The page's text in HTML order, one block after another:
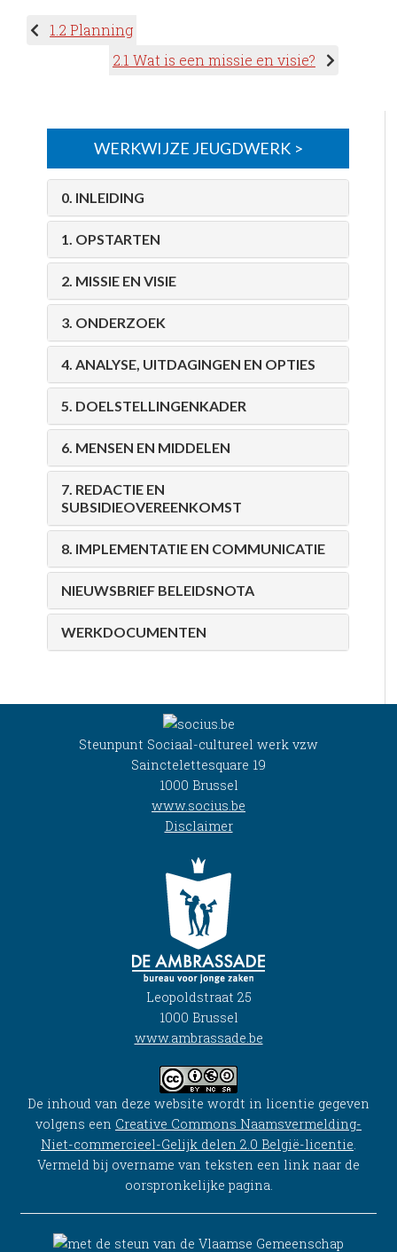
1.2 Planning
2.1 Wat is een missie en visie?
WERKWIJZE JEUGDWERK
0. INLEIDING
1. OPSTARTEN
2. MISSIE EN VISIE
3. ONDERZOEK
4. ANALYSE, UITDAGINGEN EN OPTIES
5. DOELSTELLINGENKADER
6. MENSEN EN MIDDELEN
7. REDACTIE EN
SUBSIDIEOVEREENKOMST
8. IMPLEMENTATIE EN COMMUNICATIE
NIEUWSBRIEF BELEIDSNOTA
WERKDOCUMENTEN
Steunpunt Sociaal-cultureel werk vzw
Sainctelettesquare 19
1000 Brussel
www.socius.be
Disclaimer
Leopoldstraat 25
1000 Brussel
www.ambrassade.be
De inhoud van deze website wordt in licentie gegeven
volgens een Creative Commons Naamsvermelding-
Niet-commercieel-Gelijk delen 2.0 België-licentie.
Vermeld bij overname van teksten een link naar de
oorspronkelijke pagina.